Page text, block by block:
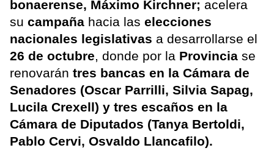
bonaerense, Máximo Kirchner; acelera
su campaña hacia las elecciones
nacionales legislativas a desarrollarse el
26 de octubre, donde por la Provincia se
renovarán tres bancas en la Cámara de
Senadores (Oscar Parrilli, Silvia Sapag,
Lucila Crexell) y tres escaños en la
Cámara de Diputados (Tanya Bertoldi,
Pablo Cervi, Osvaldo Llancafilo).